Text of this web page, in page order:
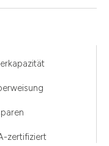
zertifiziert